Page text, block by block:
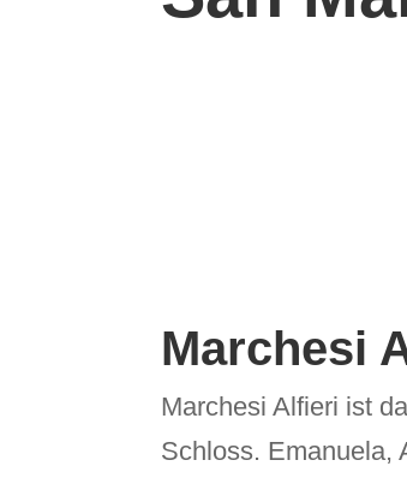
Marchesi
Marchesi Alfieri ist
Schloss. Emanuela,